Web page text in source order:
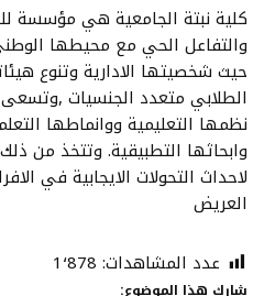
كلية نبتة الجامعية هي مؤسسة
والتفاعل الحي مع محيطها
حيث شخصيتها الادارية وتنوع
الطلابي متعدد الجنسيات
نظمها التعليمية ووانماطها
وابحاثها التطبيقية. وتتخذ من
لاحداث التحولات الايجابية في
العريض
عدد المشاهدات: 1٬878
شارك هذا الموضوع: